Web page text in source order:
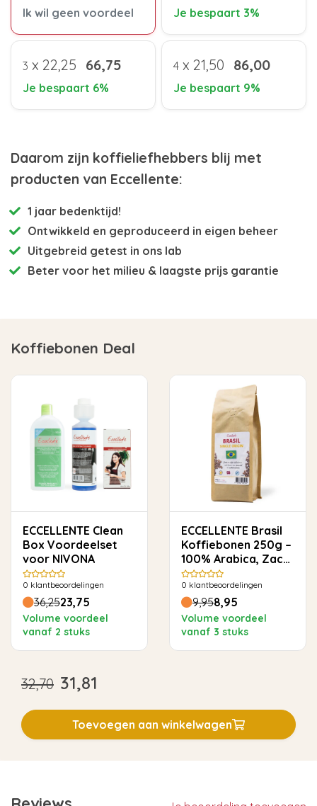
Ik wil geen voordeel Je bespaart 3%
3 x 22,25 66,75
Je bespaart 6%
4 x 21,50 86,00
Je bespaart 9%
Daarom zijn koffieliefhebbers blij met
producten van Eccellente:
1 jaar bedenktijd!
Ontwikkeld en geproduceerd in eigen beheer
Uitgebreid getest in ons lab
Beter voor het milieu & laagste prijs garantie
Koffiebonen Deal
ECCELLENTE Clean
Box Voordeelset
voor NIVONA
0 klantbeoordelingen
36,2523,75
Volume voordeel
vanaf 2 stuks
ECCELLENTE Brasil
Koffiebonen 250g –
100% Arabica, Zacht
& Rond
0 klantbeoordelingen
9,958,95
Volume voordeel
vanaf 3 stuks
32,70 31,81
Toevoegen aan winkelwagen